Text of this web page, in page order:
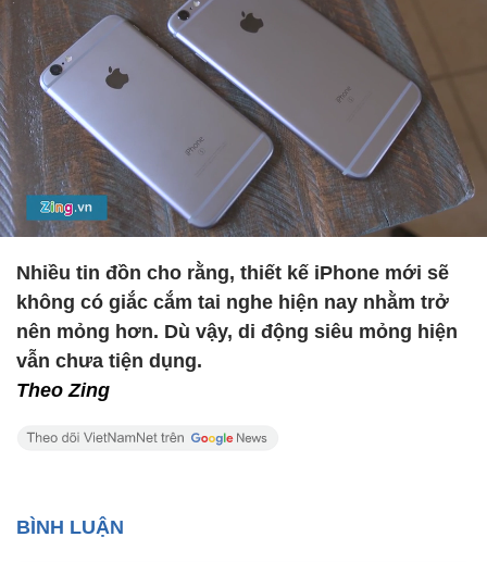
Nhiều tin đồn cho rằng, thiết kế iPhone mới sẽ
không có giắc cắm tai nghe hiện nay nhằm trở
nên mỏng hơn. Dù vậy, di động siêu mỏng hiện
vẫn chưa tiện dụng.
Theo Zing